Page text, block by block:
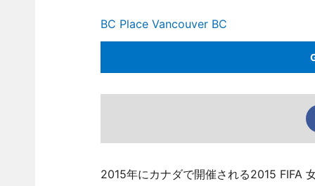
BC Place Vancouver BC
2015年にカナダで開催される2015 FIFA